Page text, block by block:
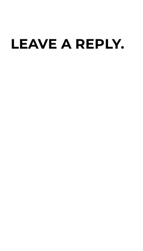
LEAVE A REPLY.